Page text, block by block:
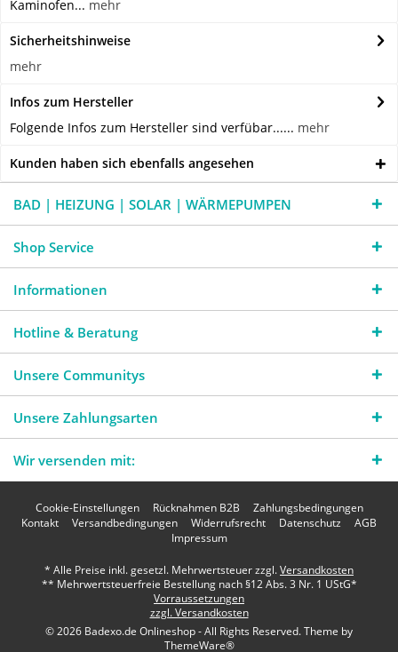
Kaminofen... mehr
Sicherheitshinweise
mehr
Infos zum Hersteller
Folgende Infos zum Hersteller sind verfübar...... mehr
Kunden haben sich ebenfalls angesehen
BAD | HEIZUNG | SOLAR | WÄRMEPUMPEN
Shop Service
Informationen
Hotline & Beratung
Unsere Communitys
Unsere Zahlungsarten
Wir versenden mit:
Cookie-Einstellungen Rücknahmen B2B
Zahlungsbedingungen
Kontakt
Versandbedingungen Widerrufsrecht Datenschutz
AGB
Impressum
* Alle Preise inkl. gesetzl. Mehrwertsteuer zzgl.Versandkosten
** Mehrwertsteuerfreie Bestellung nach §12 Abs. 3 Nr. 1 UStG*
Vorraussetzungen
zzgl. Versandkosten
© 2026 Badexo.de Onlineshop - All Rights Reserved. Theme by
ThemeWare®